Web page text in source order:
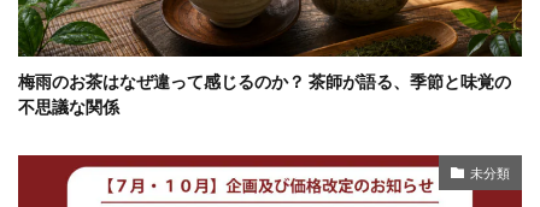
梅雨のお茶はなぜ違って感じるのか？ 茶師が語る、季節と味覚の
不思議な関係
未分類